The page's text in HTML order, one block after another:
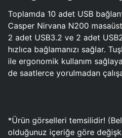
Toplamda 10 adet USB
Casper Nirvana N200
2 adet USB3.2 ve 2 adet
hızlıca bağlamanızı sağlar.
ile ergonomik kullanım
de saatlerce yorulmadan
*Ürün görselleri temsilidir!
olduğunuz içeriğe göre